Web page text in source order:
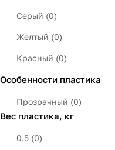
Серый (0)
Желтый (0)
Красный (0)
Зеленый( 0)
Серебристый(0
Натуральный
Прозрачный
Особенности пластика
Прозрачный (0)
Вес пластика, кг
0.5 (0)